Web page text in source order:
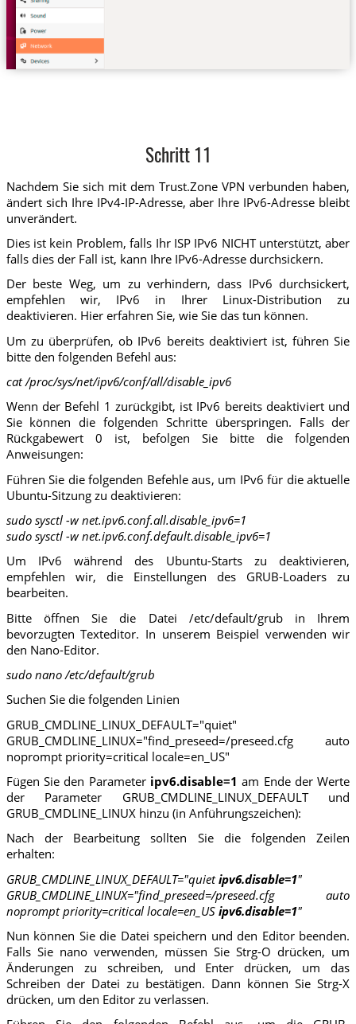
Schritt 11
Nachdem Sie sich mit dem Trust.Zone VPN verbunden haben,
ändert sich Ihre IPv4-IP-Adresse, aber Ihre IPv6-Adresse bleibt
unverändert.
Dies ist kein Problem, falls Ihr ISP IPv6 NICHT unterstützt, aber
falls dies der Fall ist, kann Ihre IPv6-Adresse durchsickern.
Der beste Weg, um zu verhindern, dass IPv6 durchsickert,
empfehlen wir, IPv6 in Ihrer Linux-Distribution zu
deaktivieren. Hier erfahren Sie, wie Sie das tun können.
Um zu überprüfen, ob IPv6 bereits deaktiviert ist, führen Sie
bitte den folgenden Befehl aus:
cat /proc/sys/net/ipv6/conf/all/disable_ipv6
Wenn der Befehl 1 zurückgibt, ist IPv6 bereits deaktiviert und
Sie können die folgenden Schritte überspringen. Falls der
Rückgabewert 0 ist, befolgen Sie bitte die folgenden
Anweisungen:
Führen Sie die folgenden Befehle aus, um IPv6 für die aktuelle
Ubuntu-Sitzung zu deaktivieren:
sudo sysctl -w net.ipv6.conf.all.disable_ipv6=1
sudo sysctl -w net.ipv6.conf.default.disable_ipv6=1
Um IPv6 während des Ubuntu-Starts zu deaktivieren,
empfehlen wir, die Einstellungen des GRUB-Loaders zu
bearbeiten.
Bitte öffnen Sie die Datei /etc/default/grub in Ihrem
bevorzugten Texteditor. In unserem Beispiel verwenden wir
den Nano-Editor.
sudo nano /etc/default/grub
Suchen Sie die folgenden Linien
GRUB_CMDLINE_LINUX_DEFAULT="quiet"
GRUB_CMDLINE_LINUX="find_preseed=/preseed.cfg auto
noprompt priority=critical locale=en_US"
Fügen Sie den Parameter ipv6.disable=1 am Ende der Werte
der Parameter GRUB_CMDLINE_LINUX_DEFAULT und
GRUB_CMDLINE_LINUX hinzu (in Anführungszeichen):
Nach der Bearbeitung sollten Sie die folgenden Zeilen
erhalten:
GRUB_CMDLINE_LINUX_DEFAULT="quietipv6.disable=1"
GRUB_CMDLINE_LINUX="find_preseed=/preseed.cfg auto
noprompt priority=critical locale=en_US ipv6.disable=1"
Nun können Sie die Datei speichern und den Editor beenden.
Falls Sie nano verwenden, müssen Sie Strg-O drücken, um
Änderungen zu schreiben, und Enter drücken, um das
Schreiben der Datei zu bestätigen. Dann können Sie Strg-X
drücken, um den Editor zu verlassen.